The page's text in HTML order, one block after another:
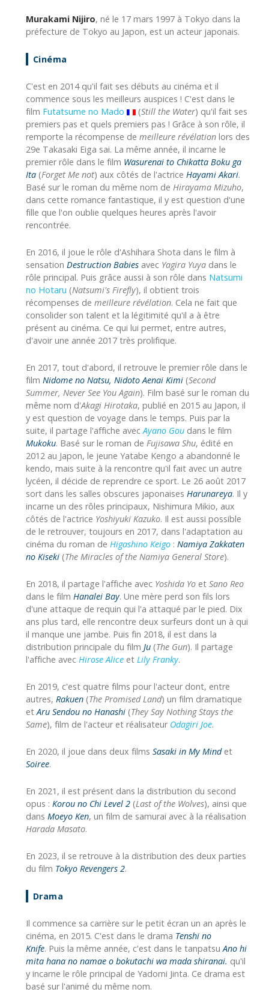
Murakami Nijiro, né le 17 mars 1997 à Tokyo dans la
préfecture de Tokyo au Japon, est un acteur japonais.
Cinéma
C'est en 2014 qu'il fait ses débuts au cinéma et il
commence sous les meilleurs auspices ! C'est dans le
film Futatsume no Mado (Still the Water) qu'il fait ses
premiers pas et quels premiers pas ! Grâce à son rôle, il
remporte la récompense de meilleure révélation lors des
29e Takasaki Eiga sai. La même année, il incarne le
premier rôle dans le film Wasurenai to Chikatta Boku ga
Ita (Forget Me not) aux côtés de l'actrice Hayami Akari.
Basé sur le roman du même nom de Hirayama Mizuho,
dans cette romance fantastique, il y est question d'une
fille que l'on oublie quelques heures après l'avoir
rencontrée.
En 2016, il joue le rôle d'Ashihara Shota dans le film à
sensation Destruction Babies avec Yagira Yuya dans le
rôle principal. Puis grâce aussi à son rôle dans Natsumi
no Hotaru (Natsumi's Firefly), il obtient trois
récompenses de meilleure révélation. Cela ne fait que
consolider son talent et la légitimité qu'il a à être
présent au cinéma. Ce qui lui permet, entre autres,
d'avoir une année 2017 très prolifique.
En 2017, tout d'abord, il retrouve le premier rôle dans le
film Nidome no Natsu, Nidoto Aenai Kimi (Second
Summer, Never See You Again). Film basé sur le roman du
même nom d'Akagi Hirotaka, publié en 2015 au Japon, il
y est question de voyage dans le temps. Puis par la
suite, il partage l'affiche avecAyano Gou dans le film
Mukoku. Basé sur le roman de Fujisawa Shu, édité en
2012 au Japon, le jeune Yatabe Kengo a abandonné le
kendo, mais suite à la rencontre qu'il fait avec un autre
lycéen, il décide de reprendre ce sport. Le 26 août 2017
sort dans les salles obscures japonaises Harunareya. Il y
incarne un des rôles principaux, Nishimura Mikio, aux
côtés de l'actrice Yoshiyuki Kazuko. Il est aussi possible
de le retrouver, toujours en 2017, dans l'adaptation au
cinéma du roman de Higashino Keigo : Namiya Zakkaten
no Kiseki (The Miracles of the Namiya General Store).
En 2018, il partage l'affiche avec Yoshida Yo et Sano Reo
dans le film Hanalei Bay. Une mère perd son fils lors
d'une attaque de requin qui l'a attaqué par le pied. Dix
ans plus tard, elle rencontre deux surfeurs dont un à qui
il manque une jambe. Puis fin 2018, il est dans la
distribution principale du film Ju (The Gun). Il partage
l'affiche avec Hirose Alice et Lily Franky.
En 2019, c'est quatre films pour l'acteur dont, entre
autres, Rakuen (The Promised Land) un film dramatique
etAru Sendou no Hanashi (They Say Nothing Stays the
Same), film de l'acteur et réalisateur Odagiri Joe.
En 2020, il joue dans deux films Sasaki in My Mindet
Soiree.
En 2021, il est présent dans la distribution du second
opus : Korou no Chi Level 2 (Last of the Wolves), ainsi que
dans Moeyo Ken, un film de samurai avec à la réalisation
Harada Masato.
En 2023, il se retrouve à la distribution des deux parties
du film Tokyo Revengers 2.
Drama
Il commence sa carrière sur le petit écran un an après le
cinéma, en 2015. C'est dans le drama Tenshi no
Knife. Puis la même année, c'est dans le tanpatsuAno hi
mita hana no namae o bokutachi wa mada shiranai. qu'il
y incarne le rôle principal de Yadomi Jinta. Ce drama est
basé sur l'animé du même nom.